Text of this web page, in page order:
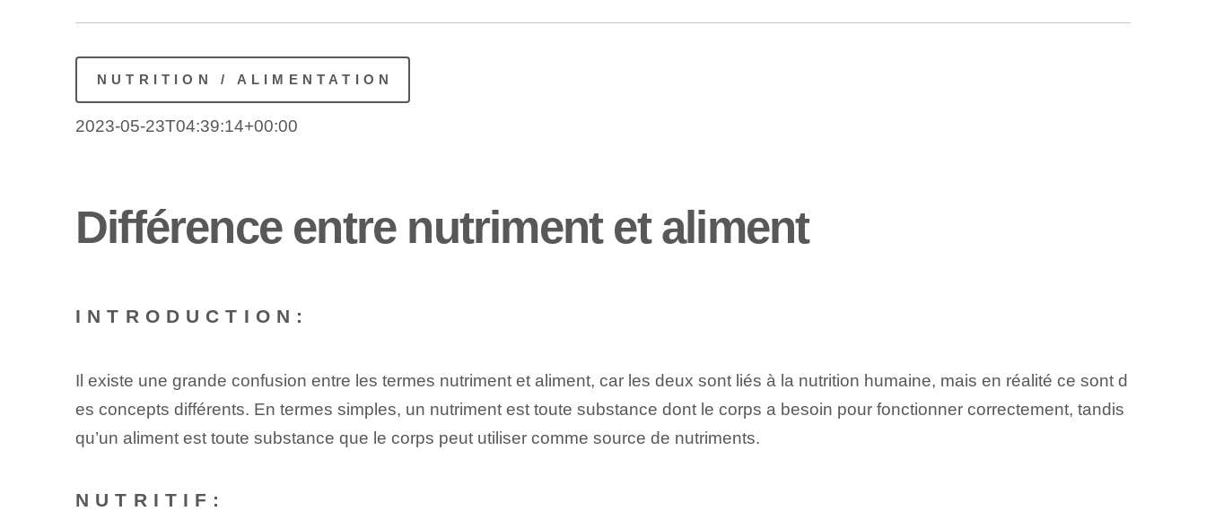
NUTRITION / ALIMENTATION
2023-05-23T04:39:14+00:00
Différence entre nutriment et aliment
INTRODUCTION:
Il existe une grande confusion entre les termes nutriment et aliment, car les deux sont liés à la nutrition humaine, mais en réalité ce sont d
es concepts différents. En termes simples, un nutriment est toute substance dont le corps a besoin pour fonctionner correctement, tandis
qu’un aliment est toute substance que le corps peut utiliser comme source de nutriments.
NUTRITIF: